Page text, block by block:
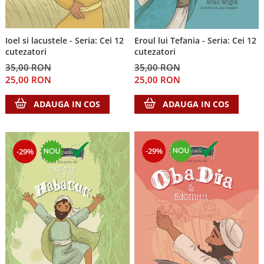
Ioel si lacustele - Seria: Cei 12
cutezatori
35,00 RON
25,00 RON
ADAUGA IN COS
Eroul lui Tefania - Seria: Cei 12
cutezatori
35,00 RON
25,00 RON
ADAUGA IN COS
-29% -29%